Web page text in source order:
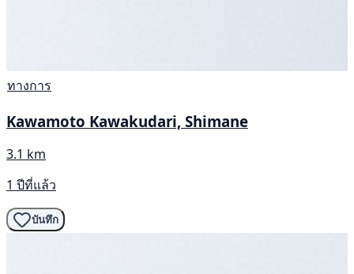
ทางการ
Kawamoto Kawakudari, Shimane
3.1 km
1 ปีที่แล้ว
บันทึก